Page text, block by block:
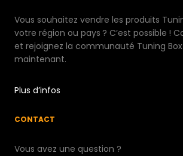
Vous souhaitez vendre les produits
votre région ou pays ? C’est possible !
et rejoignez la communauté Tuning
maintenant.
Plus d’infos
CONTACT
Vous avez une question ?